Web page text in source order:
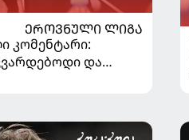
ᲔᲠᲝᲕᲜᲣᲚᲘ ᲚᲘᲒᲐ
კომენტარი:
და